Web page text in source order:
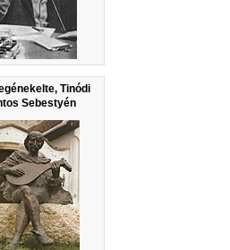
Tinódi
Sebestyén